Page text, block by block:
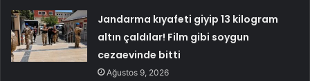
Jandarma kıyafeti giyip 13 kilogram
altın çaldılar! Film gibi soygun
cezaevinde bitti
Ağustos 9, 2026